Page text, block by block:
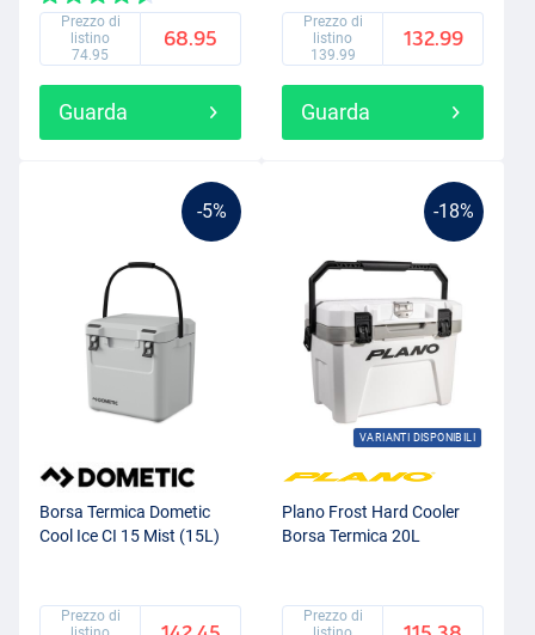
Prezzo di
listino
74.95
68.95
Guarda
Prezzo di
listino
139.99
132.99
Guarda
-5%
Borsa Termica Dometic
Cool Ice CI 15 Mist (15L)
Prezzo di
-18%
VARIANTI DISPONIBILI
Plano Frost Hard Cooler
Borsa Termica 20L
Prezzo di